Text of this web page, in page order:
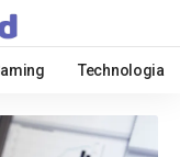
Technologia